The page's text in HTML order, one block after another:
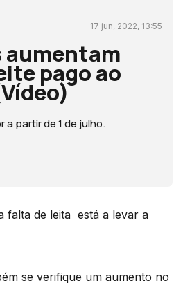
17 jun, 2022, 13:55
pago ao
a partir de 1 de julho.
falta de leita está a levar a
se verifique um aumento no